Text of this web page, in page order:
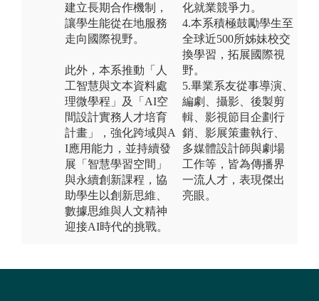
建立長期合作機制，
讓學生能從在地服務
走向國際視野。
此外，本系推動「人
工智慧與文本資料處
理微學程」及「AI空
間設計實務人才培育
計畫」，強化跨域與A
I應用能力，並持續發
展「智慧學習空間」
與永續創新課程，協
助學生以創新思維、
數據思維與人文精神
迎接AI時代的挑戰。
化就業競爭力。
4.本系積極鼓勵學生至
全球近500所姊妹校交
換學習，拓展國際視
野。
5.畢業系友從事導演、
編劇、攝影、後製剪
輯、影視節目企劃行
銷、影展策畫執行、
多媒體設計師與劇場
工作等，皆為傳播界
一流人才，表現傑出
亮眼。